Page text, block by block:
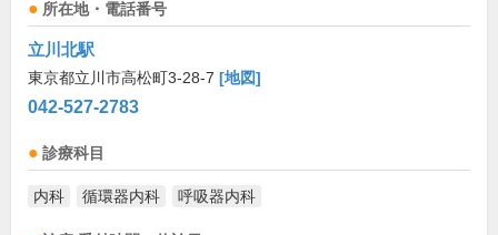
所在地・電話番号
立川北駅
東京都立川市高松町3-28-7 [地図]
042-527-2783
診療科目
内科 循環器内科 呼吸器内科